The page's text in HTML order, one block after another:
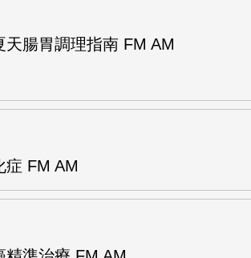
天腸胃調理指南 FM AM
症 FM AM